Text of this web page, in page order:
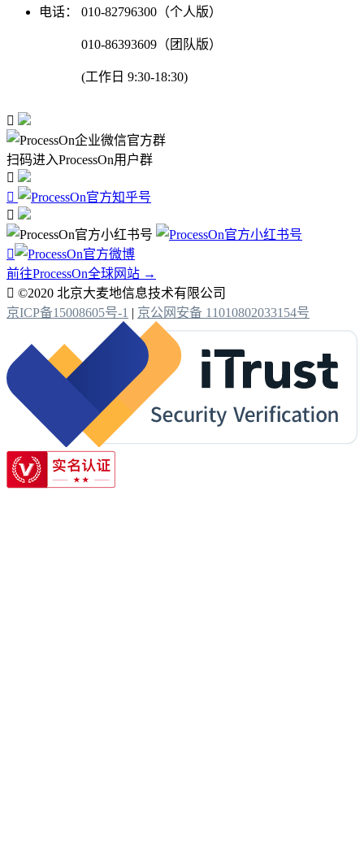
电话：
010-82796300（个人版）
010-86393609（团队版）
(工作日 9:30-18:30)

扫码进入ProcessOn用户群




前往ProcessOn全球网站 →
 ©2020 北京大麦地信息技术有限公司
京ICP备15008605号-1 | 京公网安备 11010802033154号